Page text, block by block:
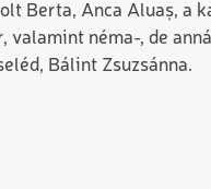
Berta, Anca Aluaș, a
valamint néma-, de
Bálint Zsuzsánna.